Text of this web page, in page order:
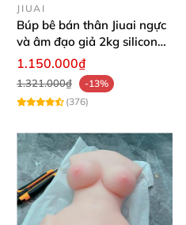
JIUAI
Búp bê bán thân Jiuai ngực
và âm đạo giả 2kg silicon
nguyên khối cao cấp
1.150.000₫
1.321.000₫
-13%
(376)